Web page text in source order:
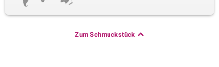
Zum Schmuckstück